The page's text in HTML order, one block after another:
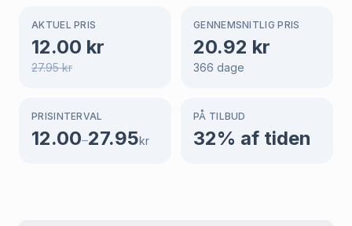
AKTUEL PRIS
12.00 kr
27.95kr
GENNEMSNITLIG PRIS
20.92 kr
366 dage
PRISINTERVAL
12.00–27.95kr
PÅ TILBUD
32% af tiden